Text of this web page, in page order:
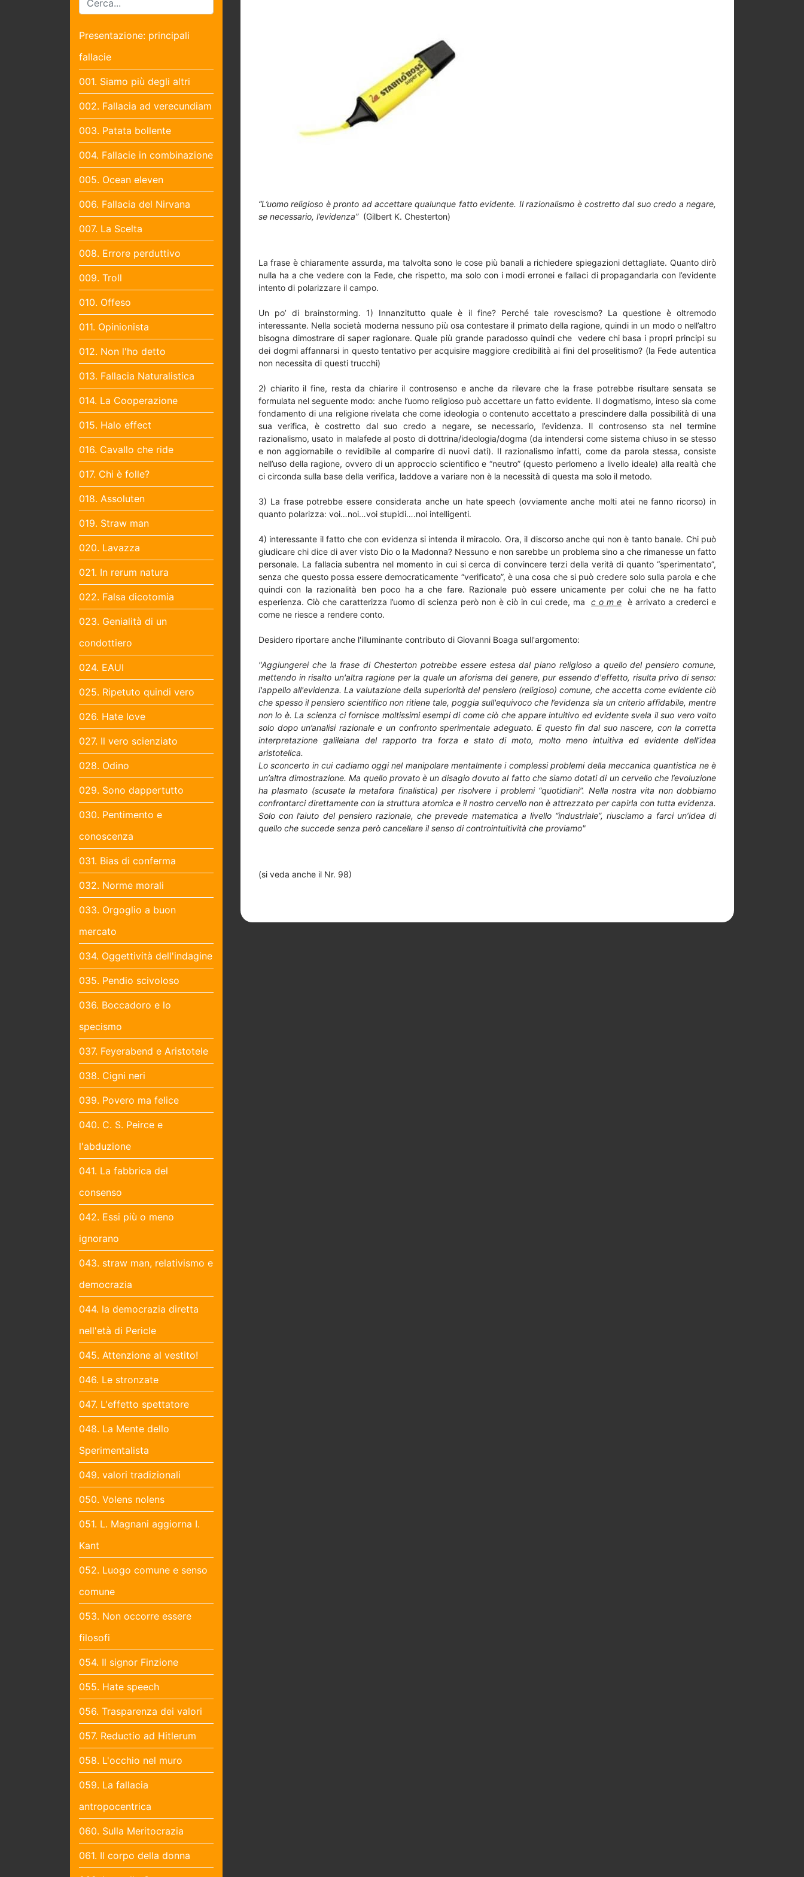
Presentazione: principali
fallacie
001. Siamo più degli altri
002. Fallacia ad verecundiam
003. Patata bollente
004. Fallacie in combinazione
005. Ocean eleven
006. Fallacia del Nirvana
007. La Scelta
008. Errore perduttivo
009. Troll
010. Offeso
011. Opinionista
012. Non l'ho detto
013. Fallacia Naturalistica
014. La Cooperazione
015. Halo effect
016. Cavallo che ride
017. Chi è folle?
018. Assoluten
019. Straw man
020. Lavazza
021. In rerum natura
022. Falsa dicotomia
023. Genialità di un
condottiero
024. EAUI
025. Ripetuto quindi vero
026. Hate love
027. Il vero scienziato
028. Odino
029. Sono dappertutto
030. Pentimento e
conoscenza
031. Bias di conferma
032. Norme morali
033. Orgoglio a buon
mercato
034. Oggettività dell'indagine
035. Pendio scivoloso
036. Boccadoro e lo
specismo
037. Feyerabend e Aristotele
038. Cigni neri
039. Povero ma felice
040. C. S. Peirce e
l'abduzione
041. La fabbrica del
consenso
042. Essi più o meno
ignorano
043. straw man, relativismo e
democrazia
044. la democrazia diretta
nell'età di Pericle
045. Attenzione al vestito!
046. Le stronzate
047. L'effetto spettatore
048. La Mente dello
Sperimentalista
049. valori tradizionali
050. Volens nolens
051. L. Magnani aggiorna I.
Kant
052. Luogo comune e senso
comune
053. Non occorre essere
filosofi
054. Il signor Finzione
055. Hate speech
056. Trasparenza dei valori
057. Reductio ad Hitlerum
058. L'occhio nel muro
059. La fallacia
antropocentrica
060. Sulla Meritocrazia
061. Il corpo della donna
“L’uomo religioso è pronto ad accettare qualunque fatto evidente. Il razionalismo è costretto dal suo credo a negare,
se necessario, l’evidenza”(Gilbert K. Chesterton)
La frase è chiaramente assurda, ma talvolta sono le cose più banali a richiedere spiegazioni dettagliate. Quanto dirò
nulla ha a che vedere con la Fede, che rispetto, ma solo con i modi erronei e fallaci di propagandarla con l’evidente
intento di polarizzare il campo.
Un po’ di brainstorming. 1) Innanzitutto quale è il fine? Perché tale rovescismo? La questione è oltremodo
interessante. Nella società moderna nessuno più osa contestare il primato della ragione, quindi in un modo o nell’altro
bisogna dimostrare di saper ragionare. Quale più grande paradosso quindi che vedere chi basa i propri principi su
dei dogmi affannarsi in questo tentativo per acquisire maggiore credibilità ai fini del proselitismo? (la Fede autentica
non necessita di questi trucchi)
2) chiarito il fine, resta da chiarire il controsenso e anche da rilevare che la frase potrebbe risultare sensata se
formulata nel seguente modo: anche l’uomo religioso può accettare un fatto evidente. Il dogmatismo, inteso sia come
fondamento di una religione rivelata che come ideologia o contenuto accettato a prescindere dalla possibilità di una
sua verifica, è costretto dal suo credo a negare, se necessario, l’evidenza. Il controsenso sta nel termine
razionalismo, usato in malafede al posto di dottrina/ideologia/dogma (da intendersi come sistema chiuso in se stesso
e non aggiornabile o revidibile al comparire di nuovi dati). Il razionalismo infatti, come da parola stessa, consiste
nell’uso della ragione, ovvero di un approccio scientifico e “neutro” (questo perlomeno a livello ideale) alla realtà che
ci circonda sulla base della verifica, laddove a variare non è la necessità di questa ma solo il metodo.
3) La frase potrebbe essere considerata anche un hate speech (ovviamente anche molti atei ne fanno ricorso) in
quanto polarizza: voi…noi…voi stupidi….noi intelligenti.
4) interessante il fatto che con evidenza si intenda il miracolo. Ora, il discorso anche qui non è tanto banale. Chi può
giudicare chi dice di aver visto Dio o la Madonna? Nessuno e non sarebbe un problema sino a che rimanesse un fatto
personale. La fallacia subentra nel momento in cui si cerca di convincere terzi della verità di quanto “sperimentato”,
senza che questo possa essere democraticamente “verificato”, è una cosa che si può credere solo sulla parola e che
quindi con la razionalità ben poco ha a che fare. Razionale può essere unicamente per colui che ne ha fatto
esperienza. Ciò che caratterizza l’uomo di scienza però non è ciò in cui crede, ma c o m e è arrivato a crederci e
come ne riesce a rendere conto.
Desidero riportare anche l'illuminante contributo di Giovanni Boaga sull'argomento:
"Aggiungerei che la frase di Chesterton potrebbe essere estesa dal piano religioso a quello del pensiero comune,
mettendo in risalto un'altra ragione per la quale un aforisma del genere, pur essendo d'effetto, risulta privo di senso:
l'appello all'evidenza. La valutazione della superiorità del pensiero (religioso) comune, che accetta come evidente ciò
che spesso il pensiero scientifico non ritiene tale, poggia sull'equivoco che l’evidenza sia un criterio affidabile, mentre
non lo è. La scienza ci fornisce moltissimi esempi di come ciò che appare intuitivo ed evidente svela il suo vero volto
solo dopo un’analisi razionale e un confronto sperimentale adeguato. E questo fin dal suo nascere, con la corretta
interpretazione galileiana del rapporto tra forza e stato di moto, molto meno intuitiva ed evidente dell’idea
aristotelica.
Lo sconcerto in cui cadiamo oggi nel manipolare mentalmente i complessi problemi della meccanica quantistica ne è
un’altra dimostrazione. Ma quello provato è un disagio dovuto al fatto che siamo dotati di un cervello che l’evoluzione
ha plasmato (scusate la metafora finalistica) per risolvere i problemi “quotidiani”. Nella nostra vita non dobbiamo
confrontarci direttamente con la struttura atomica e il nostro cervello non è attrezzato per capirla con tutta evidenza.
Solo con l’aiuto del pensiero razionale, che prevede matematica a livello “industriale”, riusciamo a farci un’idea di
quello che succede senza però cancellare il senso di controintuitività che proviamo"
(si veda anche il Nr. 98)